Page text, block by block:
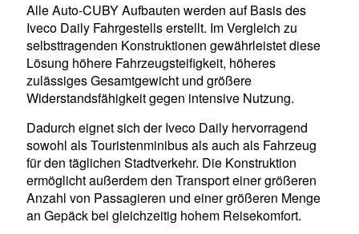
Alle Auto-CUBY Aufbauten werden auf Basis des
Iveco Daily Fahrgestells erstellt. Im Vergleich zu
selbsttragenden Konstruktionen gewährleistet diese
Lösung höhere Fahrzeugsteifigkeit, höheres
zulässiges Gesamtgewicht und größere
Widerstandsfähigkeit gegen intensive Nutzung.
Dadurch eignet sich der Iveco Daily hervorragend
sowohl als Touristenminibus als auch als Fahrzeug
für den täglichen Stadtverkehr. Die Konstruktion
ermöglicht außerdem den Transport einer größeren
Anzahl von Passagieren und einer größeren Menge
an Gepäck bei gleichzeitig hohem Reisekomfort.